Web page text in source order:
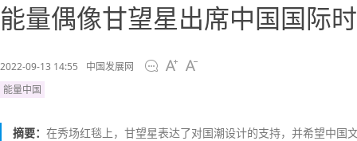
能量偶像甘望星出席中国国际
2022-09-13 14:55
中国发展网
能量中国
摘要： 在秀场红毯上，甘望星表达了对国潮设计的支持，并希望中国